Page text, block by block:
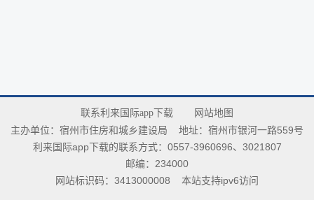
联系利来国际app下载 网站地图
主办单位：宿州市住房和城乡建设局
地址：宿州市银河一路559号
利来国际app下载的联系方式：0557-3960696、3021807
邮编：234000
网站标识码：3413000008
本站支持ipv6访问